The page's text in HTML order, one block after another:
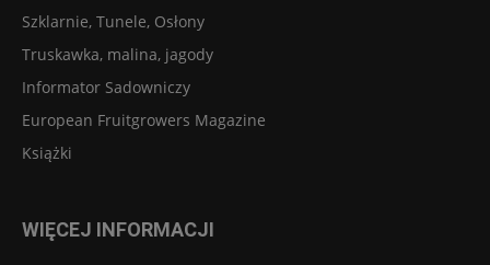
Szklarnie, Tunele, Osłony
Truskawka, malina, jagody
Informator Sadowniczy
European Fruitgrowers Magazine
Książki
WIĘCEJ INFORMACJI